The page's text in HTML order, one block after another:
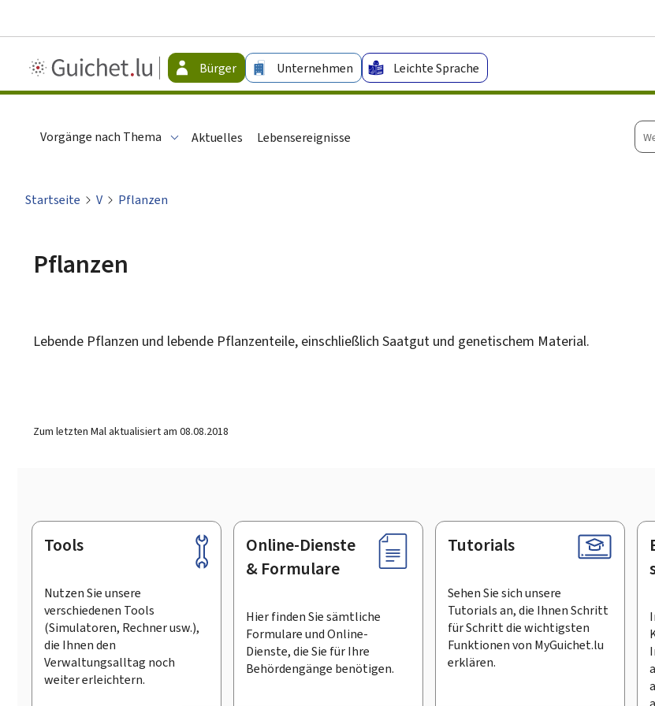
Guichet.lu
-
Bürger Unternehmen Leichte Sprache
Vorgänge nach Thema Aktuelles Lebensereignisse
Startseite V Pflanzen
Pflanzen
Lebende Pflanzen und lebende Pflanzenteile, einschließlich Saatgut und genetischem Material.
Zum letzten Mal aktualisiert am 08.08.2018
Footer
Tools
Nutzen Sie unsere
verschiedenen Tools
(Simulatoren, Rechner usw.),
die Ihnen den
Verwaltungsalltag noch
weiter erleichtern.
Online-Dienste
& Formulare
Hier finden Sie sämtliche
Formulare und Online-
Dienste, die Sie für Ihre
Behördengänge benötigen.
Tutorials
Sehen Sie sich unsere
Tutorials an, die Ihnen Schritt
für Schritt die wichtigsten
Funktionen von MyGuichet.lu
erklären.